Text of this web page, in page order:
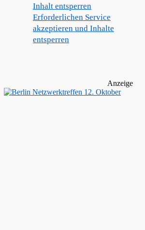
Inhalt entsperren
Erforderlichen Service
akzeptieren und Inhalte
entsperren
Anzeige